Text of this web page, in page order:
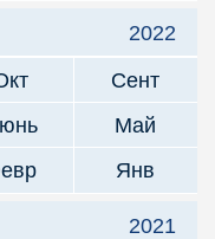
2022
Сент
Май
Янв
2021